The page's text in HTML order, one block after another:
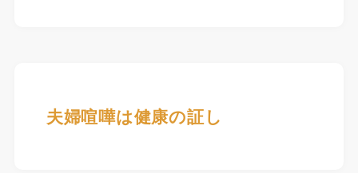
夫婦喧嘩は健康の証し